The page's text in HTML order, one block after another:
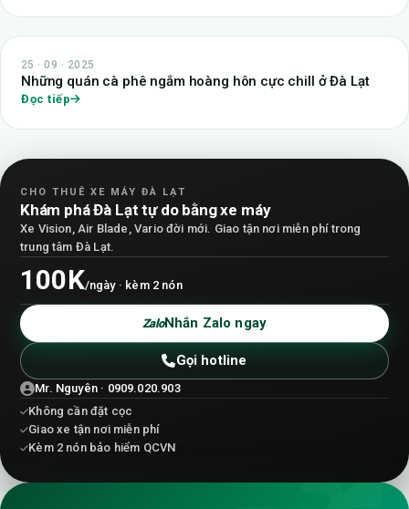
25 · 09 · 2025
Những quán cà phê ngắm hoàng hôn cực chill ở Đà Lạt
Đọc tiếp
CHO THUÊ XE MÁY ĐÀ LẠT
Khám phá Đà Lạt tự do bằng xe máy
Xe Vision, Air Blade, Vario đời mới. Giao tận nơi miễn phí trong
trung tâm Đà Lạt.
100K/ngày · kèm 2 nón
ZaloNhắn Zalo ngay
Gọi hotline
Mr. Nguyên · 0909.020.903
Không cần đặt cọc
Giao xe tận nơi miễn phí
Kèm 2 nón bảo hiểm QCVN